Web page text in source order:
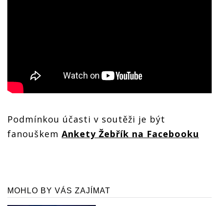
Podmínkou účasti v soutěži je být
fanouškem Ankety Žebřík na Facebooku
MOHLO BY VÁS ZAJÍMAT